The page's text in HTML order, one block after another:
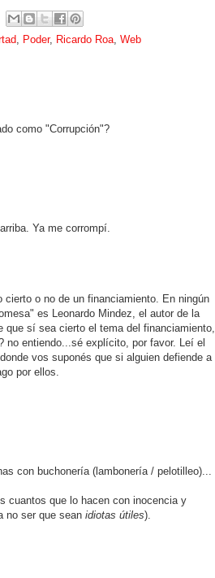
, Poder, Ricardo Roa, Web
como "Corrupción"?
Ya me corrompí.
o no de un financiamiento. En ningún
es Leonardo Mindez, el autor de la
sí sea cierto el tema del financiamiento,
no entiendo...sé explícito, por favor. Leí el
vos suponés que si alguien defiende a
por ellos.
con buchonería (lambonería / pelotilleo)...
cuantos que lo hacen con inocencia y
no ser que sean idiotas útiles).